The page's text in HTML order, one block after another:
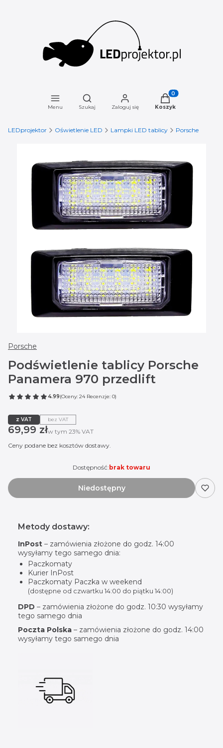
Menu
Otwórz wyszukiwarkę
Szukaj Zaloguj się
Produkty w
Koszyk
LEDprojektor Oświetlenie LED Lampki LED tablicy Porsche
Porsche
Podświetlenie tablicy Porsche
Panamera 970 przedlift
4.99(Oceny: 24 Recenzje: 0)
z VAT bez VAT
Cena
69,99 złw tym 23% VAT
w tym 23% VAT
Ceny podane bez kosztów dostawy.
Dostępność:brak towaru
Niedostępny
Metody dostawy:
InPost – zamówienia złożone do godz. 14:00
wysyłamy tego samego dnia:
Paczkomaty
Kurier InPost
Paczkomaty Paczka w weekend
(dostępne od czwartku 14:00 do piątku 14:00)
DPD – zamówienia złożone do godz. 10:30 wysyłamy
tego samego dnia
Poczta Polska – zamówienia złożone do godz. 14:00
wysyłamy tego samego dnia